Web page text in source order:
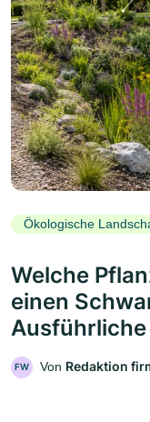
Ökologische
Welche
einen
FW Von Redaktion